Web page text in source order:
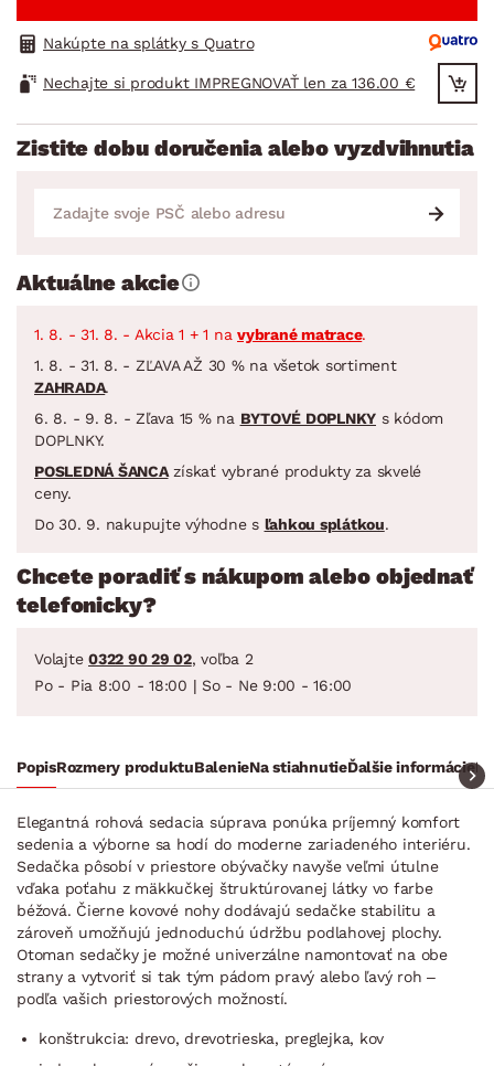
Nakúpte na splátky s Quatro
Nechajte si produkt IMPREGNOVAŤ len za 136.00 €
Zistite dobu doručenia alebo vyzdvihnutia
Aktuálne akcie
1. 8. - 31. 8. - Akcia 1 + 1 na vybrané matrace.
1. 8. - 31. 8. - ZĽAVA AŽ 30 % na všetok sortiment
ZAHRADA.
6. 8. - 9. 8. - Zľava 15 % na BYTOVÉ DOPLNKY s kódom
DOPLNKY.
POSLEDNÁ ŠANCAzískať vybrané produkty za skvelé
ceny.
Do 30. 9. nakupujte výhodne s ľahkou splátkou.
Chcete poradiť s nákupom alebo objednať
telefonicky?
Volajte 0322 90 29 02, voľba 2
Po - Pia 8:00 - 18:00 | So - Ne 9:00 - 16:00
PopisRozmery produktuBalenieNa stiahnutieĎalšie informácie
Elegantná rohová sedacia súprava ponúka príjemný komfort
sedenia a výborne sa hodí do moderne zariadeného interiéru.
Sedačka pôsobí v priestore obývačky navyše veľmi útulne
vďaka poťahu z mäkkučkej štruktúrovanej látky vo farbe
béžová. Čierne kovové nohy dodávajú sedačke stabilitu a
zároveň umožňujú jednoduchú údržbu podlahovej plochy.
Otoman sedačky je možné univerzálne namontovať na obe
strany a vytvoriť si tak tým pádom pravý alebo ľavý roh –
podľa vašich priestorových možností.
konštrukcia: drevo, drevotrieska, preglejka, kov